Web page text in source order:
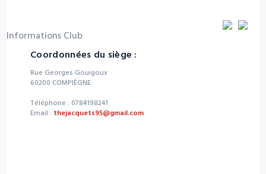
Informations Club
Coordonnées du siège :
Rue Georges Gouigoux
60200 COMPIÈGNE
Téléphone : 0784198241
Email : thejacquets95@gmail.com